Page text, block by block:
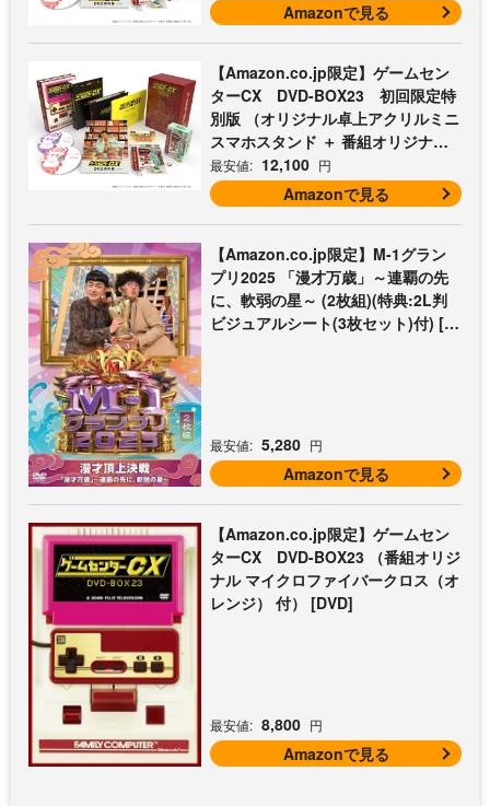
Amazonで見る
【Amazon.co.jp限定】ゲームセン
ターCX DVD-BOX23 初回限定特
別版 （オリジナル卓上アクリルミニ
スマホスタンド ＋ 番組オリジナル
マイクロファイバークロス（オレン
ジ） 付） [DVD]
最安値: 12,100 円
Amazonで見る
【Amazon.co.jp限定】M-1グラン
プリ2025 「漫才万歳」～連覇の先
に、軟弱の星～ (2枚組)(特典:2L判
ビジュアルシート(3枚セット)付) [D
最安値: 5,280 円
Amazonで見る
【Amazon.co.jp限定】ゲームセン
ターCX DVD-BOX23 （番組オリジ
ナル マイクロファイバークロス（オ
レンジ） 付） [DVD]
最安値: 8,800 円
Amazonで見る